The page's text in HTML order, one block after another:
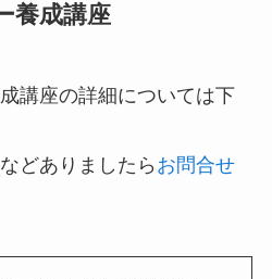
養成講座
講座の詳細については下
どありましたら お問合せ